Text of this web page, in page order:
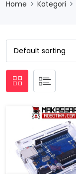
Home Kategori